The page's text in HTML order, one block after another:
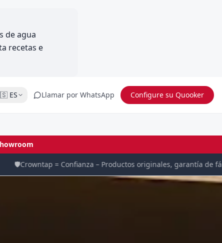
de agua
recetas e
ES Llamar por WhatsApp Configure su Quooker
Crowntap = Confianza – Productos originales, garantía de